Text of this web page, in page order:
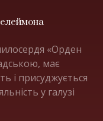
«Орден
має
і присуджується
у галузі